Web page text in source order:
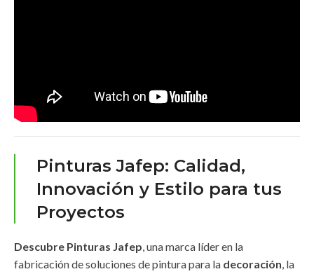
Pinturas Jafep: Calidad,
Innovación y Estilo para tus
Proyectos
Descubre Pinturas Jafep, una marca líder en la
fabricación de soluciones de pintura para la decoración, la